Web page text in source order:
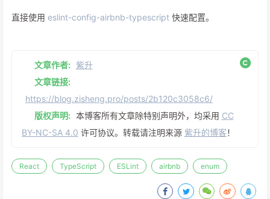
直接使用 eslint-config-airbnb-typescript 快速配置。
文章作者: 紫升
文章链接:
https://blog.zisheng.pro/posts/2b120c3058c6/
版权声明: 本博客所有文章除特别声明外，均采用 CC
BY-NC-SA 4.0 许可协议。转载请注明来源 紫升的博客！
React TypeScript ESLint airbnb enum